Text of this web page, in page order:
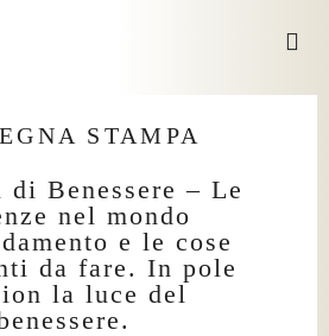
STAMPA
di Benessere – Le
nel mondo
e le cose
da fare. In pole
la luce del